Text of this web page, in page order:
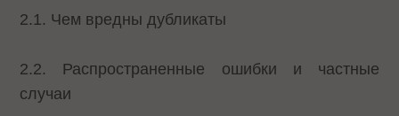
2.1. Чем вредны дубликаты
2.2. Распространенные ошибки и частные
случаи